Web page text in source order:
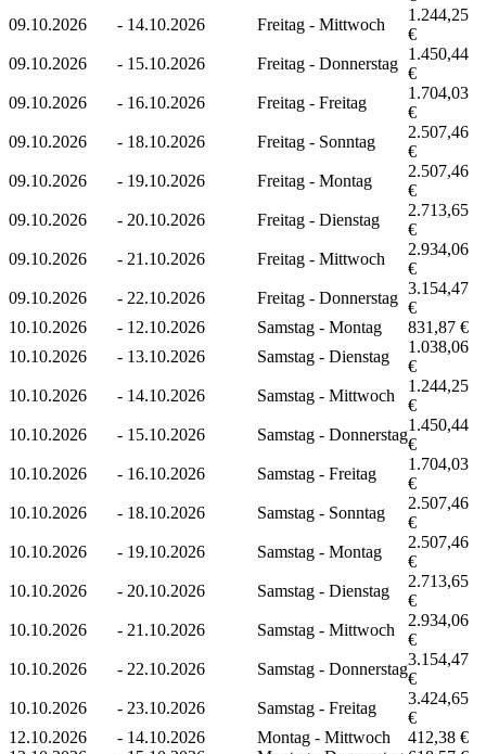
09.10.2026
- 14.10.2026 Freitag - Mittwoch
1.244,25
€
09.10.2026
- 15.10.2026 Freitag - Donnerstag
1.450,44
€
09.10.2026
- 16.10.2026 Freitag - Freitag
1.704,03
€
09.10.2026
- 18.10.2026 Freitag - Sonntag
2.507,46
€
09.10.2026
- 19.10.2026 Freitag - Montag
2.507,46
€
09.10.2026
- 20.10.2026 Freitag - Dienstag
2.713,65
€
09.10.2026
- 21.10.2026 Freitag - Mittwoch
2.934,06
€
09.10.2026
- 22.10.2026 Freitag - Donnerstag
3.154,47
€
10.10.2026
- 12.10.2026 Samstag - Montag
831,87 €
10.10.2026
- 13.10.2026 Samstag - Dienstag
1.038,06
€
10.10.2026
- 14.10.2026 Samstag - Mittwoch
1.244,25
€
10.10.2026
- 15.10.2026 Samstag - Donnerstag
1.450,44
€
10.10.2026
- 16.10.2026 Samstag - Freitag
1.704,03
€
10.10.2026
- 18.10.2026 Samstag - Sonntag
2.507,46
€
10.10.2026
- 19.10.2026 Samstag - Montag
2.507,46
€
10.10.2026
- 20.10.2026 Samstag - Dienstag
2.713,65
€
10.10.2026
- 21.10.2026 Samstag - Mittwoch
2.934,06
€
10.10.2026
- 22.10.2026 Samstag - Donnerstag
3.154,47
€
10.10.2026
- 23.10.2026 Samstag - Freitag
3.424,65
€
12.10.2026
- 14.10.2026 Montag - Mittwoch
412,38 €